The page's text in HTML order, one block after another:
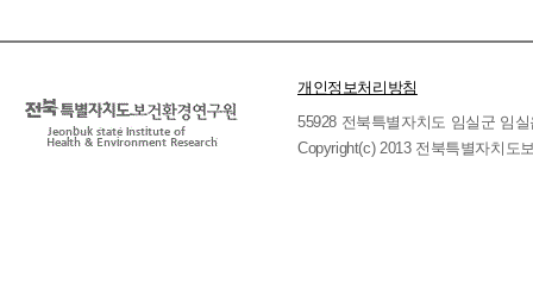
개인정보처리방침
55928 전북특별자치도 임실군 임
Copyright(c) 2013 전북특별자치도